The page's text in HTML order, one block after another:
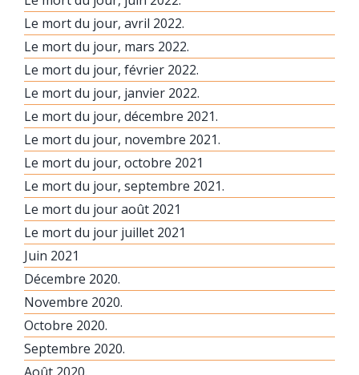
Le mort du jour, avril 2022.
Le mort du jour, mars 2022.
Le mort du jour, février 2022.
Le mort du jour, janvier 2022.
Le mort du jour, décembre 2021.
Le mort du jour, novembre 2021.
Le mort du jour, octobre 2021
Le mort du jour, septembre 2021.
Le mort du jour août 2021
Le mort du jour juillet 2021
Juin 2021
Décembre 2020.
Novembre 2020.
Octobre 2020.
Septembre 2020.
Août 2020.